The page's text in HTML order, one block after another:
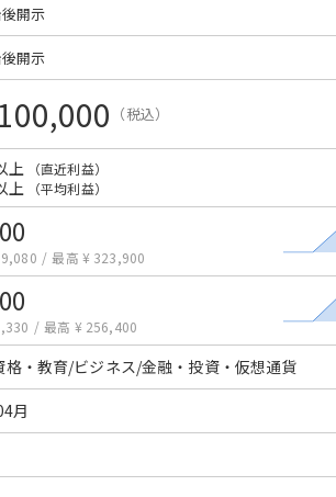
開示
開示
（税込）
上 （直近利益）
上 （平均利益）
/ 最高 ¥ 323,900
/ 最高 ¥ 256,400
格・教育/ビジネス/金融・投資・仮想通貨
月